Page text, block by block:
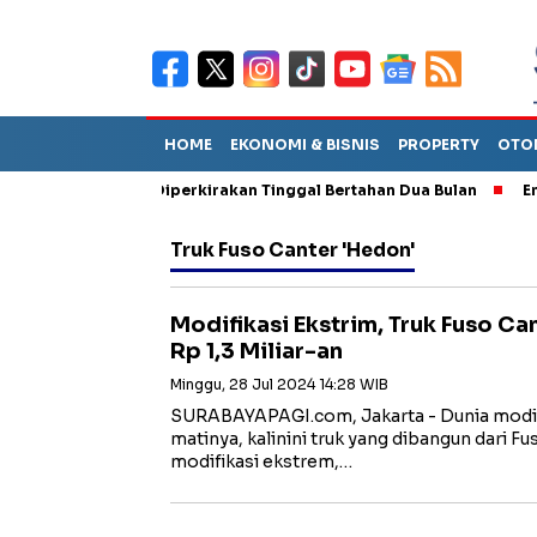
HOME EKONOMI & BISNIS PROPERTY
Sebut TPA Diperkirakan Tinggal Bertahan Dua Bulan Empat
Truk Fuso Canter 'Hedon'
Modifikasi Ekstrim, Truk Fuso
Rp 1,3 Miliar-an
Minggu, 28 Jul 2024 14:28 WIB
SURABAYAPAGI.com, Jakarta - Dunia
matinya, kalinini truk yang dibangun dari
modifikasi ekstrem,…